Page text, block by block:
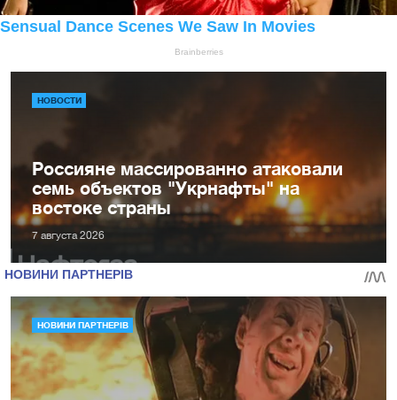
НОВОСТИ
Россияне массированно атаковали
семь объектов "Укрнафты" на
востоке страны
7 августа 2026